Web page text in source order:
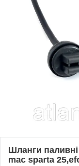
Шланги
mac sparta